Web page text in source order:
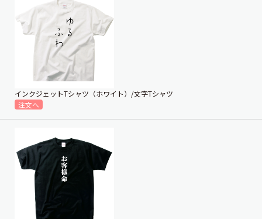
インクジェットTシャツ（ホワイト）/文字Tシャツ